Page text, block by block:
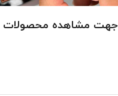
جهت مشاهده محصولات